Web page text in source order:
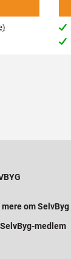
om SelvByg
medlem